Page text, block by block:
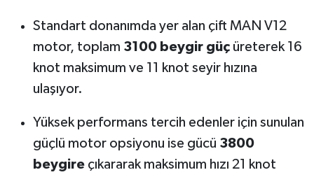
Standart donanımda yer alan çift MAN V12
motor, toplam 3100 beygir güçüreterek 16
knot maksimum ve 11 knot seyir hızına
ulaşıyor.
Yüksek performans tercih edenler için sunulan
güçlü motor opsiyonu ise gücü 3800
beygireçıkararak maksimum hızı 21 knot